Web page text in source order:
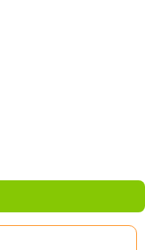
合せは下記までご連